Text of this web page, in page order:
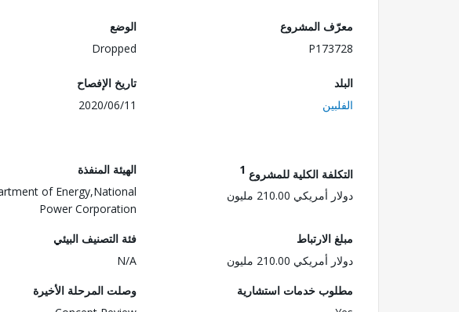
معرّف المشروع
P173728
الوضع
Dropped
البلد
الفلبين
تاريخ الإفصاح
2020/06/11
التكلفة الكلية للمشروع 1
دولار أمريكي 210.00 مليون
الهيئة المنفذة
of Energy,National
Power Corporation
مبلغ الارتباط
دولار أمريكي 210.00 مليون
فئة التصنيف البيئي
N/A
مطلوب خدمات استشارية
وصلت المرحلة الأخيرة